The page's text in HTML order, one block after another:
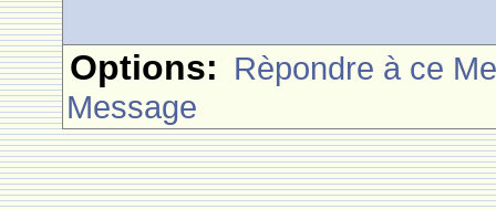
Options: Rèpondre à ce
Message